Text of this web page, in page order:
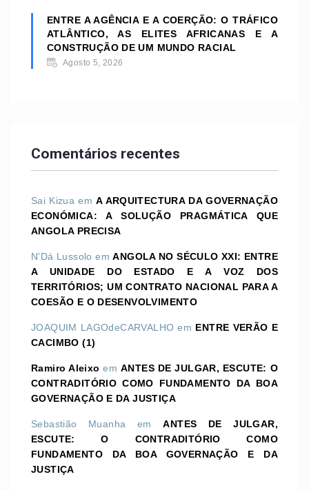
ENTRE A AGÊNCIA E A COERÇÃO: O TRÁFICO
ATLÂNTICO, AS ELITES AFRICANAS E A
CONSTRUÇÃO DE UM MUNDO RACIAL
Agosto 5, 2026
Comentários recentes
Sai Kizua emA ARQUITECTURA DA GOVERNAÇÃO
ECONÓMICA: A SOLUÇÃO PRAGMÁTICA QUE
ANGOLA PRECISA
N'Dá Lussolo emANGOLA NO SÉCULO XXI: ENTRE
A UNIDADE DO ESTADO E A VOZ DOS
TERRITÓRIOS; UM CONTRATO NACIONAL PARA A
COESÃO E O DESENVOLVIMENTO
JOAQUIM LAGOdeCARVALHO em ENTRE VERÃO E
CACIMBO (1)
Ramiro Aleixo emANTES DE JULGAR, ESCUTE: O
CONTRADITÓRIO COMO FUNDAMENTO DA BOA
GOVERNAÇÃO E DA JUSTIÇA
Sebastião Muanha emANTES DE JULGAR,
ESCUTE: O CONTRADITÓRIO COMO
FUNDAMENTO DA BOA GOVERNAÇÃO E DA
JUSTIÇA